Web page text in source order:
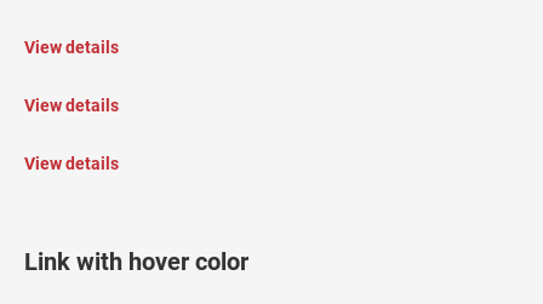
View details
View details
View details
Link with hover color